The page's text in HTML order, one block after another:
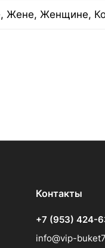
Жене, Женщине,
Контакты
+7 (953) 424-
info@vip-